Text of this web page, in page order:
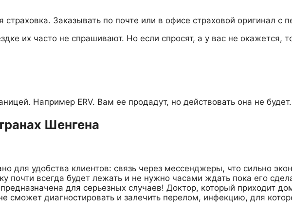
Заказывать по почте или в офисе страховой оригинал с
их часто не спрашивают. Но если спросят, а у вас не окажется,
Например ERV. Вам ее продадут, но действовать она не будет.
Шенгена
для удобства клиентов: связь через мессенджеры, что сильно
почти всегда будет лежать и не нужно часами ждать пока его
для серьезных случаев! Доктор, который приходит
сможет диагностировать и залечить перелом, инфекцию, для